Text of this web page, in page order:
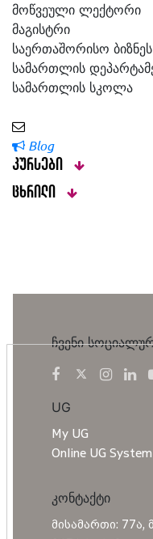
მოწვეული ლექტორი
მაგისტრი
საერთაშორისო ბიზნეს
სამართლის
სამართლის სკოლა
Blog
კურსები
ცხრილი
ჩვენი
UG
My UG
Online UG System
კონტაქტი
მისამართი: 77ა,